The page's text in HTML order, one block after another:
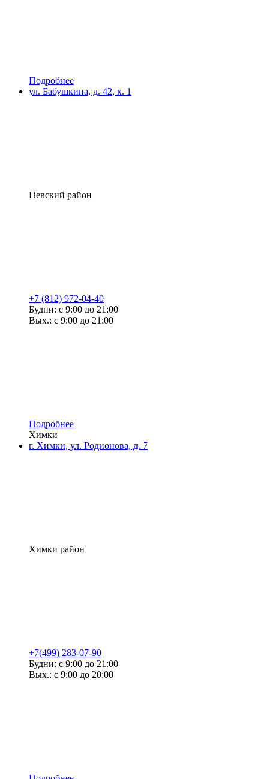
Подробнее
ул. Бабушкина, д. 42, к. 1
Невский район
+7 (812) 972-04-40
Будни: с 9:00 до 21:00
Вых.: с 9:00 до 21:00
Подробнее
Химки
г. Химки, ул. Родионова, д. 7
Химки район
+7(499) 283-07-90
Будни: с 9:00 до 21:00
Вых.: с 9:00 до 20:00